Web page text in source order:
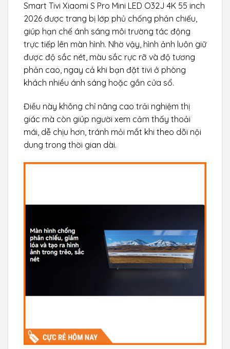
Smart Tivi Xiaomi S Pro Mini LED O32J 4K 55 inch
2026 được trang bị lớp phủ chống phản chiếu,
giúp hạn chế ánh sáng môi trường tác động
trực tiếp lên màn hình. Nhờ vậy, hình ảnh luôn giữ
được độ sắc nét, màu sắc rực rỡ và độ tương
phản cao, ngay cả khi bạn đặt tivi ở phòng
khách nhiều ánh sáng hoặc gần cửa sổ.
Điều này không chỉ nâng cao trải nghiệm thị
giác mà còn giúp người xem cảm thấy thoải
mái, dễ chịu hơn, tránh mỏi mắt khi theo dõi nội
dung trong thời gian dài.